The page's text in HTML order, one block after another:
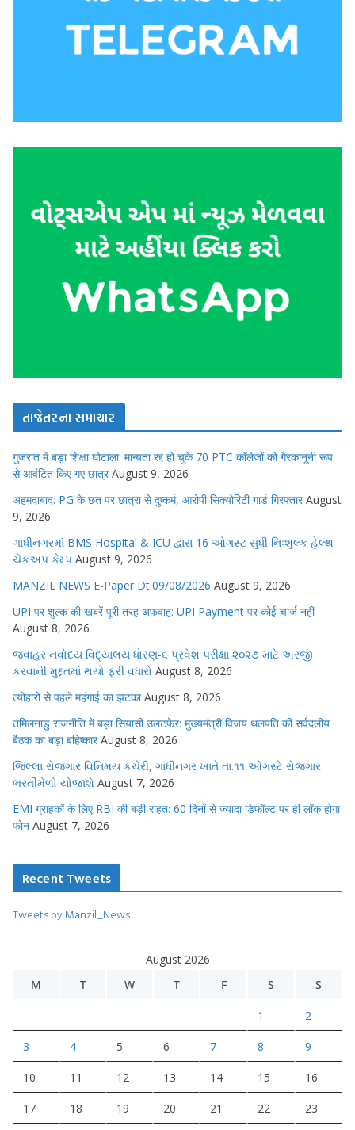
તાજેતરના સમાચાર
गुजरात में बड़ा शिक्षा घोटाला: मान्यता रद्द हो चुके 70 PTC कॉलेजों को गैरकानूनी रूप
से आवंटित किए गए छात्र August 9, 2026
अहमदाबाद: PG के छत पर छात्रा से दुष्कर्म, आरोपी सिक्योरिटी गार्ड गिरफ्तार August
9, 2026
ગાંધીનગરમાં BMS Hospital & ICU દ્વારા 16 ઓગસ્ટ સુધી નિઃશુલ્ક હેલ્થ
ચેકઅપ કેમ્પ August 9, 2026
MANZIL NEWS E-Paper Dt.09/08/2026 August 9, 2026
UPI पर शुल्क की खबरें पूरी तरह अफवाह: UPI Payment पर कोई चार्ज नहीं
August 8, 2026
જવાહર નવોદય વિદ્યાલય ધોરણ-૬ પ્રવેશ પરીક્ષા ૨૦૨૭ માટે અરજી
કરવાની મુદ્દતમાં થયો ફરી વધારો August 8, 2026
त्योहारों से पहले महंगाई का झटका August 8, 2026
तमिलनाडु राजनीति में बड़ा सियासी उलटफेर: मुख्यमंत्री विजय थलपति की सर्वदलीय
बैठक का बड़ा बहिष्कार August 8, 2026
જિલ્લા રોજગાર વિનિમય કચેરી, ગાંધીનગર ખાતે તા.૧૧ ઓગસ્ટે રોજગાર
ભરતીમેળો યોજાશે August 7, 2026
EMI ग्राहकों के लिए RBI की बड़ी राहत: 60 दिनों से ज्यादा डिफॉल्ट पर ही लॉक होगा
फोन August 7, 2026
Recent Tweets
Tweets by Manzil_News
August 2026
M
T W T F S S
1 2
3 4 5 6 7 8 9
10 11 12 13 14 15 16
17 18 19 20 21 22 23